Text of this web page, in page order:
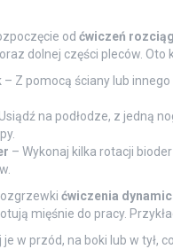
od ćwiczeń
dolnej części pleców.
– Z pomocą ściany lub
na podłodze, z jedną
– Wykonaj kilka rotacji
ćwiczenia
mięśnie do pracy.
je w przód, na boki lub w tył,